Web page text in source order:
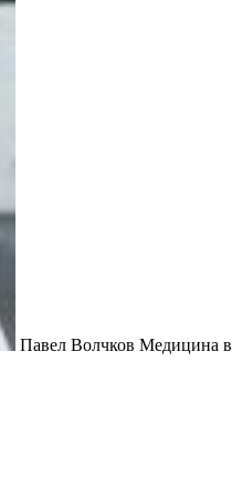
Павел Волчков Медицина